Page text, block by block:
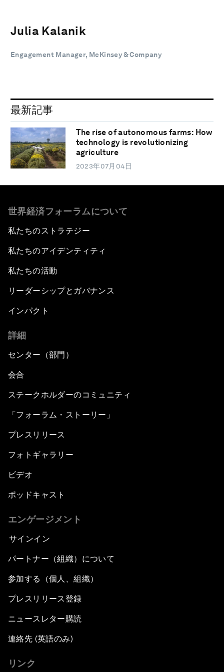
Julia Kalanik
Engagement Manager, McKinsey & Company
最新記事
The rise of autonomous farms: How
technology is revolutionizing
agriculture
2023年07月04日
世界経済フォーラムについて
私たちのストラテジー
私たちのアイデンティティ
私たちの活動
リーダーシップとガバナンス
インパクト
詳細
センター（部門）
会合
ステークホルダーのコミュニティ
「フォーラム・ストーリー」
プレスリリース
フォトギャラリー
ビデオ
ポッドキャスト
エンゲージメント
サインイン
パートナー（組織）について
参加する（個人、組織）
プレスリリース登録
ニュースレター購読
連絡先 (英語のみ)
リンク